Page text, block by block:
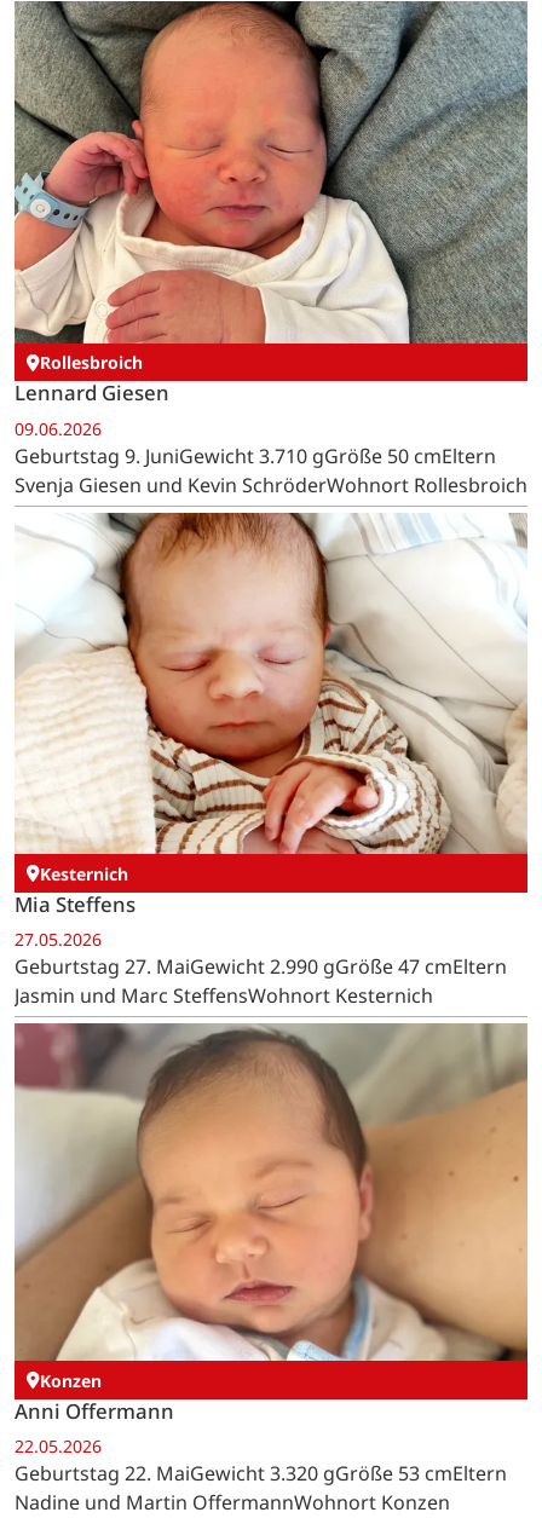
Rollesbroich
Lennard Giesen
09.06.2026
Geburtstag 9. JuniGewicht 3.710 gGröße 50 cmEltern
Svenja Giesen und Kevin SchröderWohnort Rollesbroich
Kesternich
Mia Steffens
27.05.2026
Geburtstag 27. MaiGewicht 2.990 gGröße 47 cmEltern
Jasmin und Marc SteffensWohnort Kesternich
Konzen
Anni Offermann
22.05.2026
Geburtstag 22. MaiGewicht 3.320 gGröße 53 cmEltern
Nadine und Martin OffermannWohnort Konzen